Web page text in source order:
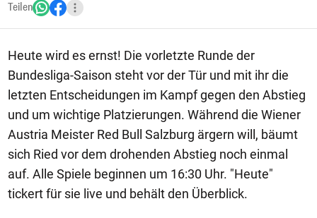
Teilen
Heute wird es ernst! Die vorletzte Runde der
Bundesliga-Saison steht vor der Tür und mit ihr die
letzten Entscheidungen im Kampf gegen den Abstieg
und um wichtige Platzierungen. Während die Wiener
Austria Meister Red Bull Salzburg ärgern will, bäumt
sich Ried vor dem drohenden Abstieg noch einmal
auf. Alle Spiele beginnen um 16:30 Uhr. "Heute"
tickert für sie live und behält den Überblick.